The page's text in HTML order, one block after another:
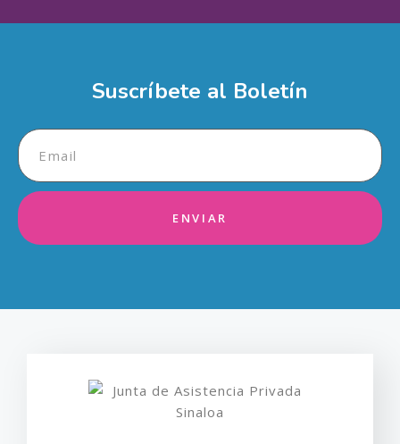
Suscríbete al Boletín
ENVIAR
Mensaje